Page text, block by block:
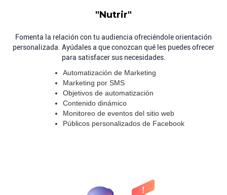
"Nutrir"
Fomenta la relación con tu audiencia ofreciéndole orientación
personalizada. Ayúdales a que conozcan qué les puedes ofrecer
para satisfacer sus necesidades.
Automatización de Marketing
Marketing por SMS
Objetivos de automatización
Contenido dinámico
Monitoreo de eventos del sitio web
Públicos personalizados de Facebook